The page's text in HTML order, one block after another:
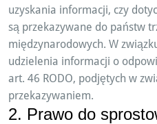
uzyskania informacji, czy
są przekazywane do państw
międzynarodowych. W
udzielenia informacji o
art. 46 RODO, podjętych w
przekazywaniem.
2. Prawo do